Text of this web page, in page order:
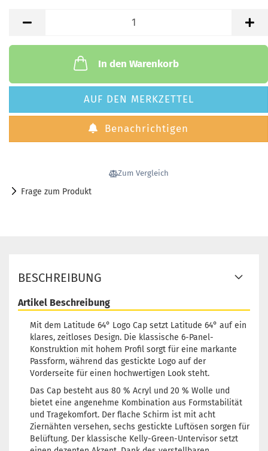
In den Warenkorb
AUF DEN MERKZETTEL
Benachrichtigen
Zum Vergleich
Frage zum Produkt
BESCHREIBUNG
Artikel Beschreibung
Mit dem Latitude 64° Logo Cap setzt Latitude 64° auf ein
klares, zeitloses Design. Die klassische 6-Panel-
Konstruktion mit hohem Profil sorgt für eine markante
Passform, während das gestickte Logo auf der
Vorderseite für einen hochwertigen Look steht.
Das Cap besteht aus 80 % Acryl und 20 % Wolle und
bietet eine angenehme Kombination aus Formstabilität
und Tragekomfort. Der flache Schirm ist mit acht
Ziernähten versehen, sechs gestickte Luftösen sorgen für
Belüftung. Der klassische Kelly-Green-Untervisor setzt